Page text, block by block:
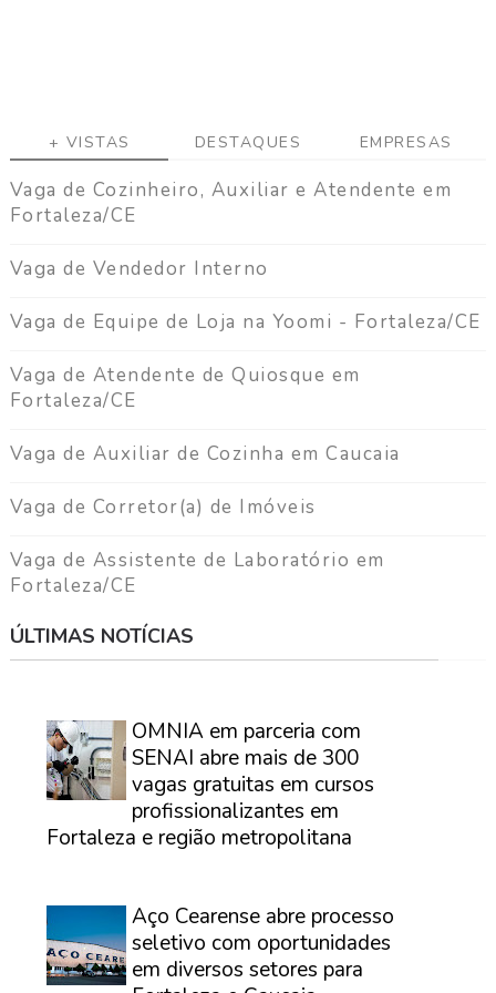
+ VISTAS DESTAQUES EMPRESAS
Vaga de Cozinheiro, Auxiliar e Atendente em
Fortaleza/CE
Vaga de Vendedor Interno
Vaga de Equipe de Loja na Yoomi - Fortaleza/CE
Vaga de Atendente de Quiosque em
Fortaleza/CE
Vaga de Auxiliar de Cozinha em Caucaia
Vaga de Corretor(a) de Imóveis
Vaga de Assistente de Laboratório em
Fortaleza/CE
ÚLTIMAS NOTÍCIAS
OMNIA em parceria com
SENAI abre mais de 300
vagas gratuitas em cursos
profissionalizantes em
Fortaleza e região metropolitana
Aço Cearense abre processo
seletivo com oportunidades
em diversos setores para